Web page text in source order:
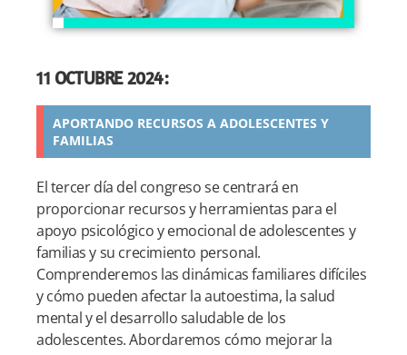
11 OCTUBRE 2024:
APORTANDO RECURSOS A ADOLESCENTES Y
FAMILIAS
El tercer día del congreso se centrará en
proporcionar recursos y herramientas para el
apoyo psicológico y emocional de adolescentes y
familias y su crecimiento personal.
Comprenderemos las dinámicas familiares difíciles
y cómo pueden afectar la autoestima, la salud
mental y el desarrollo saludable de los
adolescentes. Abordaremos cómo mejorar la